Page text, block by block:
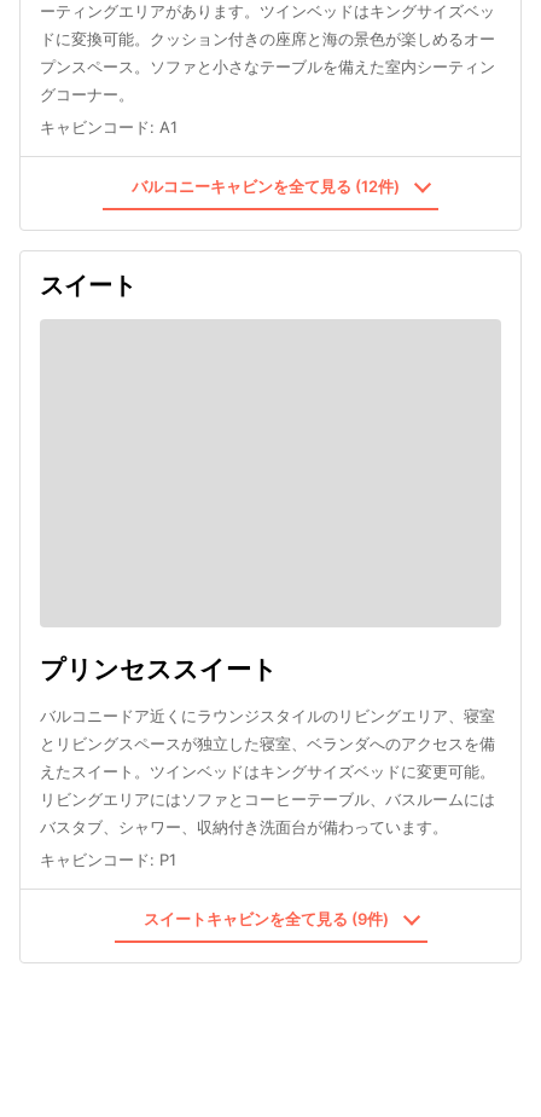
ーティングエリアがあります。ツインベッドはキングサイズベッ
ドに変換可能。クッション付きの座席と海の景色が楽しめるオー
プンスペース。ソファと小さなテーブルを備えた室内シーティン
グコーナー。
キャビンコード: A1
バルコニーキャビンを全て見る (12件)
スイート
プリンセススイート
バルコニードア近くにラウンジスタイルのリビングエリア、寝室
とリビングスペースが独立した寝室、ベランダへのアクセスを備
えたスイート。ツインベッドはキングサイズベッドに変更可能。
リビングエリアにはソファとコーヒーテーブル、バスルームには
バスタブ、シャワー、収納付き洗面台が備わっています。
キャビンコード: P1
スイートキャビンを全て見る (9件)